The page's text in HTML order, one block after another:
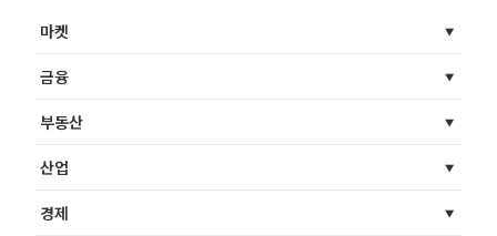
마켓
금융
부동산
산업
경제